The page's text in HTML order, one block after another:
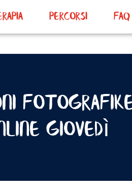
Percorsi FAQ
giovedì